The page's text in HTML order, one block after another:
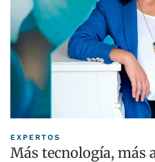
EXPERTOS
Más tecnología, más